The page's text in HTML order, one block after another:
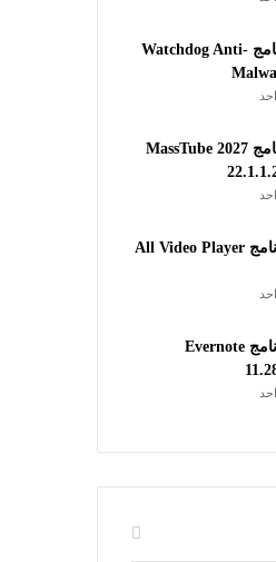
تفعيل برنامج Watchdog Anti-
تفعيل برنامج MassTube 2027
تحميل برنامج All Video Player
تحميل برنامج Evernote